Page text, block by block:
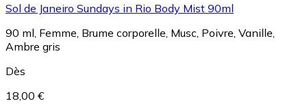
Sol de Janeiro Sundays in Rio Body Mist 90ml
90 ml, Femme, Brume corporelle, Musc, Poivre, Vanille,
Ambre gris
Dès
18,00 €